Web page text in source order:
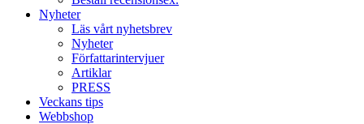
Nyheter
Läs vårt nyhetsbrev
Nyheter
Författarintervjuer
Artiklar
PRESS
Veckans tips
Webbshop